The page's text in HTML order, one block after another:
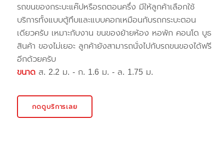
รถขนของกระบะแค๊ปหรือรถตอนครึ่ง มีให้ลูกค้าเลือกใช้
บริการทั้งแบบตู้ทึบและแบบคอกเหมือนกับรถกระบะตอน
เดียวครับ เหมาะกับงาน ขนของย้ายห้อง หอพัก คอนโด บูธ
สินค้า ของไม่เยอะ ลูกค้ายังสามารถนั่งไปกับรถขนของได้ฟรี
อีกด้วยครับ
ขนาด ส. 2.2 ม. - ก. 1.6 ม. - ล. 1.75 ม.
กดดูบริการเลย